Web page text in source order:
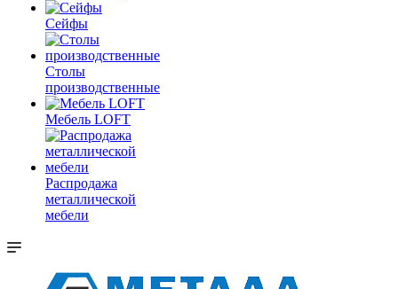
Сейфы
Столы
производственные
Мебель LOFT
Распродажа
металлической
мебели